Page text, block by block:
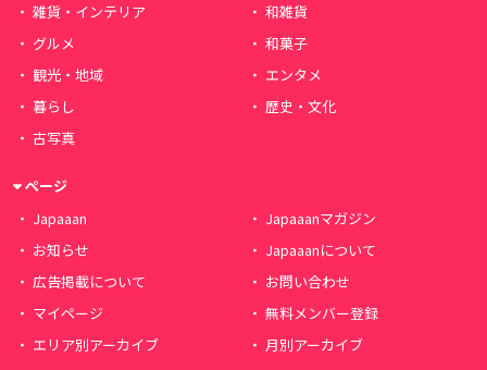
雑貨・インテリア
和雑貨
グルメ
和菓子
観光・地域
エンタメ
暮らし
歴史・文化
古写真
ページ
Japaaan
Japaaanマガジン
お知らせ
Japaaanについて
広告掲載について
お問い合わせ
マイページ
無料メンバー登録
エリア別アーカイブ
月別アーカイブ